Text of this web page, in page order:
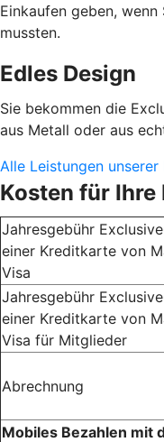
Einkaufen geben,
mussten.
Edles Design
Sie bekommen die
aus Metall oder aus
Alle Leistungen unserer
Kosten für Ihre
Jahresgebühr
einer Kreditkarte von
Visa
Jahresgebühr
einer Kreditkarte von
Visa für Mitglieder
Abrechnung
Mobiles Bezahlen mit